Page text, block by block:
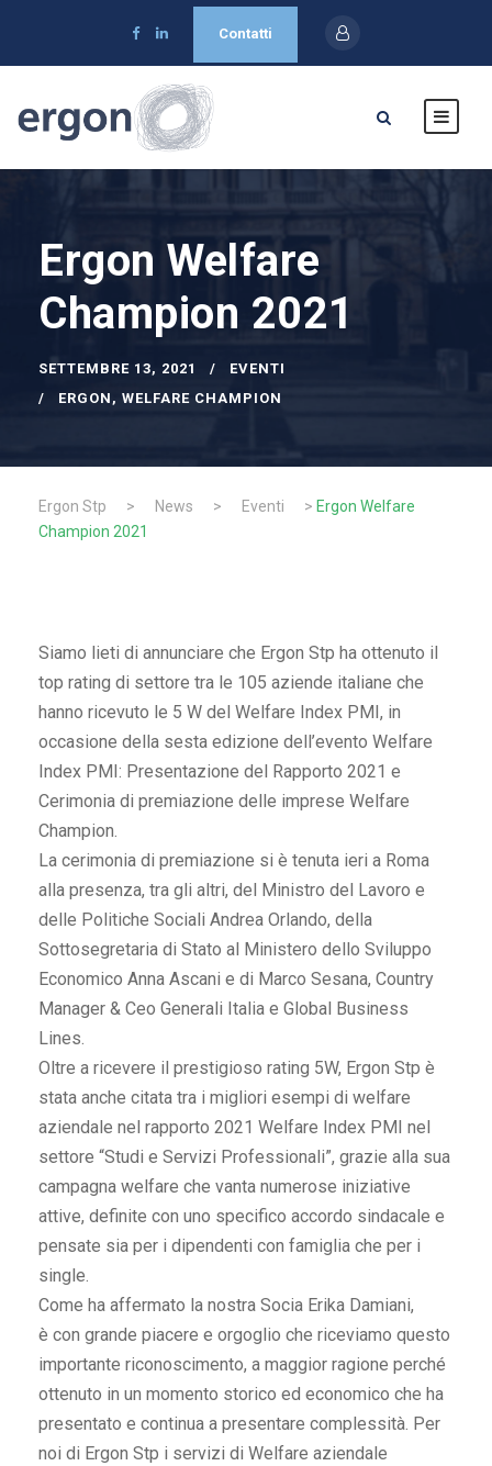
Contatti
Ergon Welfare
Champion 2021
SETTEMBRE 13, 2021
EVENTI
ERGON , WELFARE CHAMPION
Ergon Stp > News > Eventi > Ergon Welfare
Champion 2021
Siamo lieti di annunciare che Ergon Stp ha ottenuto il
top rating di settore tra le 105 aziende italiane che
hanno ricevuto le 5 W del Welfare Index PMI, in
occasione della sesta edizione dell’evento Welfare
Index PMI: Presentazione del Rapporto 2021 e
Cerimonia di premiazione delle imprese Welfare
Champion.
La cerimonia di premiazione si è tenuta ieri a Roma
alla presenza, tra gli altri, del Ministro del Lavoro e
delle Politiche Sociali Andrea Orlando, della
Sottosegretaria di Stato al Ministero dello Sviluppo
Economico Anna Ascani e di Marco Sesana, Country
Manager & Ceo Generali Italia e Global Business
Lines.
Oltre a ricevere il prestigioso rating 5W, Ergon Stp è
stata anche citata tra i migliori esempi di welfare
aziendale nel rapporto 2021 Welfare Index PMI nel
settore “Studi e Servizi Professionali”, grazie alla sua
campagna welfare che vanta numerose iniziative
attive, definite con uno specifico accordo sindacale e
pensate sia per i dipendenti con famiglia che per i
single.
Come ha affermato la nostra Socia Erika Damiani,
è con grande piacere e orgoglio che riceviamo questo
importante riconoscimento, a maggior ragione perché
ottenuto in un momento storico ed economico che ha
presentato e continua a presentare complessità. Per
noi di Ergon Stp i servizi di Welfare aziendale